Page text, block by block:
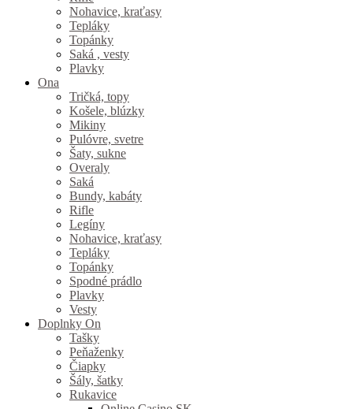
Nohavice, kraťasy
Tepláky
Topánky
Saká , vesty
Plavky
Ona
Tričká, topy
Košele, blúzky
Mikiny
Pulóvre, svetre
Šaty, sukne
Overaly
Saká
Bundy, kabáty
Rifle
Legíny
Nohavice, kraťasy
Tepláky
Topánky
Spodné prádlo
Plavky
Vesty
Doplnky On
Tašky
Peňaženky
Čiapky
Šály, šatky
Rukavice